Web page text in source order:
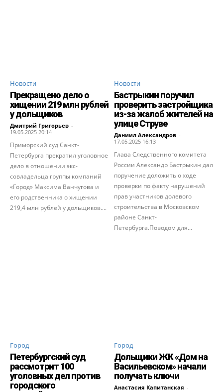
Новости
Прекращено дело о
хищении 219 млн рублей
у дольщиков
Дмитрий Григорьев -
19.05.2025 20:14
Приморский суд Санкт-
Петербурга прекратил уголовное
дело в отношении экс-
совладельца группы компаний
«Город» Максима Ванчугова и
его родственника о хищении
219,4 млн рублей у дольщиков....
Новости
Бастрыкин поручил
проверить застройщика
из-за жалоб жителей на
улице Струве
Даниил Александров -
17.05.2025 16:13
Глава Следственного комитета
России Александр Бастрыкин дал
поручение доложить о ходе
проверки по факту нарушений
прав участников долевого
строительства в Московском
районе Санкт-
Петербурга.Поводом для...
Город
Петербургский суд
рассмотрит 100
уголовных дел против
городского
Город
Дольщики ЖК «Дом на
Васильевском» начали
получать ключи
Анастасия Капитанская -